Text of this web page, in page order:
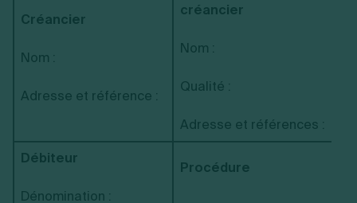
Créancier
Nom :
Adresse et référence :
créancier
Nom :
Qualité :
Adresse et références :
Débiteur
Dénomination :
Procédure